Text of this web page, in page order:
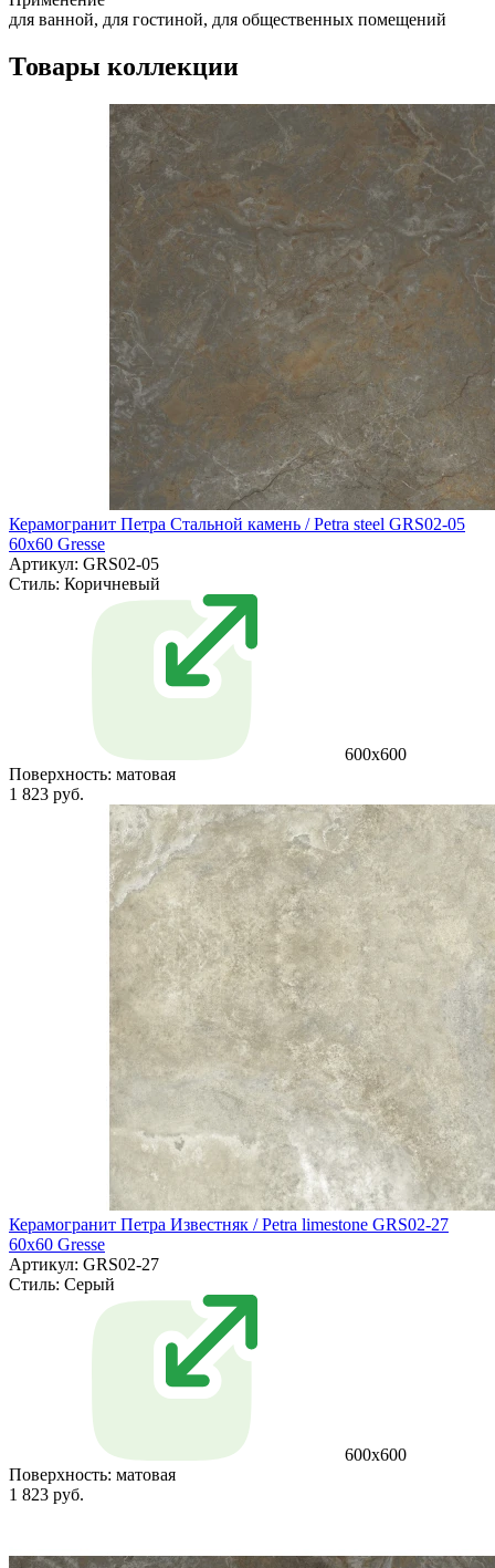
для ванной, для гостиной, для общественных помещений
Товары коллекции
Керамогранит Петра Стальной камень / Petra steel GRS02-05
60х60 Gresse
Артикул: GRS02-05
Стиль: Коричневый
600х600
Поверхность: матовая
1 823 руб.
Керамогранит Петра Известняк / Petra limestone GRS02-27
60х60 Gresse
Артикул: GRS02-27
Стиль: Серый
600х600
Поверхность: матовая
1 823 руб.